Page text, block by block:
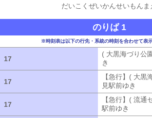
だいこくぜいかんせいもんま
のりば 1
※時刻表は以下の行先・系統の時刻を合わせて表
17
( 大黒海づり公
き
17
【急行】( 大黒
見駅前ゆき
17
【急行】( 流通
駅前ゆき